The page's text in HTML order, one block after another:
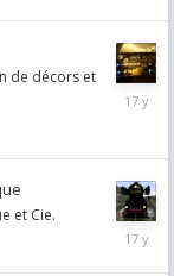
de décors et
et Cie.